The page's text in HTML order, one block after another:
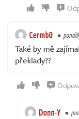
Cermb0
Také by mě
překlady??
Donn-Y